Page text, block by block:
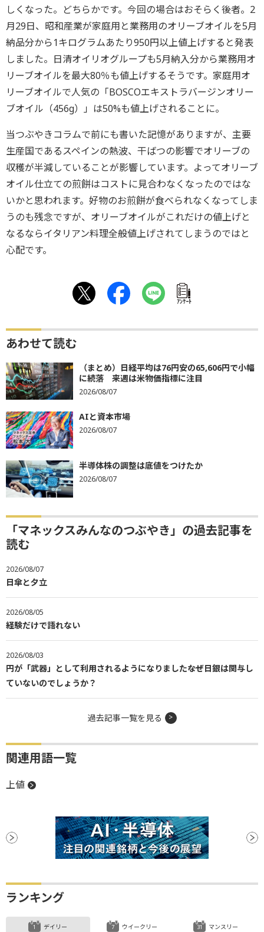
しくなった。どちらかです。今回の場合はおそらく後者。2
月29日、昭和産業が家庭用と業務用のオリーブオイルを5月
納品分から1キログラムあたり950円以上値上げすると発表
しました。日清オイリオグループも5月納入分から業務用オ
リーブオイルを最大80％も値上げするそうです。家庭用オ
リーブオイルで人気の「BOSCOエキストラバージンオリー
ブオイル（456g）」は50%も値上げされることに。
当つぶやきコラムで前にも書いた記憶がありますが、主要
生産国であるスペインの熱波、干ばつの影響でオリーブの
収穫が半減していることが影響しています。よってオリーブ
オイル仕立ての煎餅はコストに見合わなくなったのではな
いかと思われます。好物のお煎餅が食べられなくなってしま
うのも残念ですが、オリーブオイルがこれだけの値上げと
なるならイタリアン料理全般値上げされてしまうのではと
心配です。
ｱﾝｹｰﾄ
あわせて読む
（まとめ）日経平均は76円安の65,606円で小幅
に続落 来週は米物価指標に注目
2026/08/07
AIと資本市場
2026/08/07
半導体株の調整は底値をつけたか
2026/08/07
「マネックスみんなのつぶやき」の過去記事を
読む
2026/08/07
日傘と夕立
2026/08/05
経験だけで語れない
2026/08/03
円が「武器」として利用されるようになりました――なぜ日銀は関与し
ていないのでしょうか？
過去記事一覧を見る
関連用語一覧
上値
ランキング
デイリー ウイークリー マンスリー